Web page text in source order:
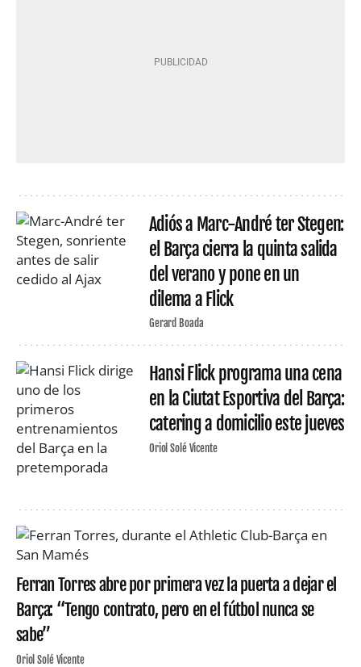
Adiós a Marc-André ter Stegen:
el Barça cierra la quinta salida
del verano y pone en un
dilema a Flick
Gerard Boada
Hansi Flick programa una cena
en la Ciutat Esportiva del Barça:
catering a domicilio este jueves
Oriol Solé Vicente
Ferran Torres abre por primera vez la puerta a dejar el
Barça: “Tengo contrato, pero en el fútbol nunca se
sabe”
Oriol Solé Vicente